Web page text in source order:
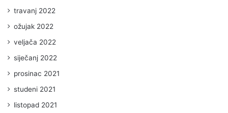
travanj 2022
ožujak 2022
veljača 2022
siječanj 2022
prosinac 2021
studeni 2021
listopad 2021